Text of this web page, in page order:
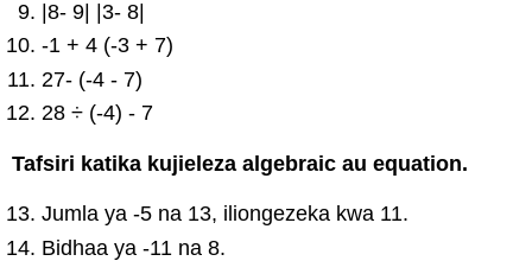
|8- 9| |3- 8|
-1 + 4 (-3 + 7)
27- (-4 - 7)
28 ÷ (-4) - 7
Tafsiri katika kujieleza algebraic au equation.
Jumla ya -5 na 13, iliongezeka kwa 11.
Bidhaa ya -11 na 8.